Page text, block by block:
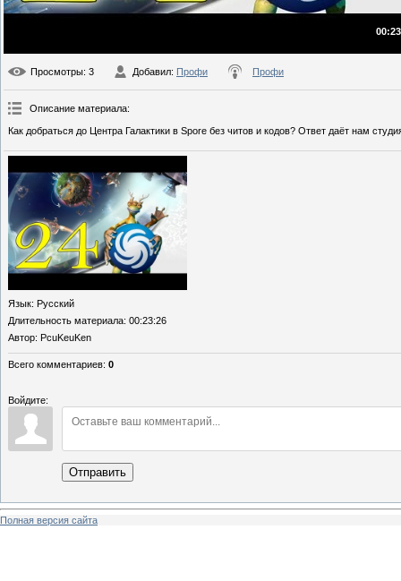
Просмотры: 3 Добавил: Профи Профи
Описание материала:
Как добраться до Центра Галактики в Spore без читов и кодов? Ответ даёт нам
Язык: Русский
Длительность материала: 00:23:26
Автор: PcuKeuKen
Всего комментариев: 0
Войдите:
Отправить
Полная версия сайта